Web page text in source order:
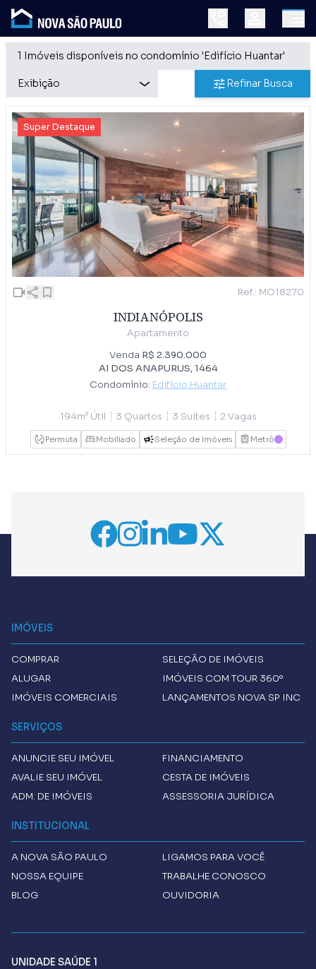
1 Imóveis disponíveis no condomínio 'Edifício Huantar'
Refinar Busca
Super Destaque
Ref.: MO18270
INDIANÓPOLIS
Apartamento
Venda R$ 2.390.000
Al DOS ANAPURUS, 1464
Condomínio: Edifício Huantar
194m² Útil | 3 Quartos | 3 Suítes | 2 Vagas
Permuta Mobiliado Seleção de Imóveis Metrô LILAS
IMÓVEIS
COMPRAR
ALUGAR
IMÓVEIS COMERCIAIS
SELEÇÃO DE IMÓVEIS
IMÓVEIS COM TOUR 360º
LANÇAMENTOS NOVA SP INC
SERVIÇOS
ANUNCIE SEU IMÓVEL
AVALIE SEU IMÓVEL
ADM. DE IMÓVEIS
FINANCIAMENTO
CESTA DE IMÓVEIS
ASSESSORIA JURÍDICA
INSTITUCIONAL
A NOVA SÃO PAULO
NOSSA EQUIPE
BLOG
LIGAMOS PARA VOCÊ
TRABALHE CONOSCO
OUVIDORIA
UNIDADE SAÚDE 1